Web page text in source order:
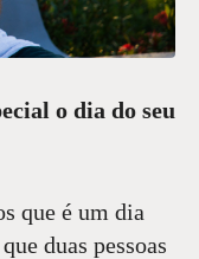
o dia do seu
que é um dia
duas pessoas